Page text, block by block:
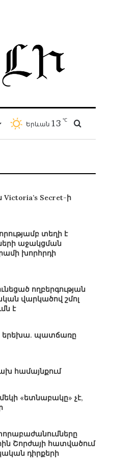
Երևան 13 ℃
Secret-ի
տեղի է
աջակցման
խորհրդի
ողբերգության
վարկածով շմոլ
է
երեխա. պատճառը
համայնքում
«ետնաբակը» չէ,
Շորժայի հատվածում
դիրքերի